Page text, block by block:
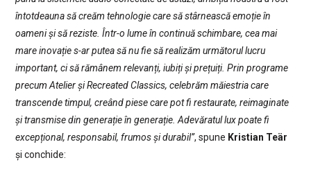
întotdeauna să creăm tehnologie care să stârnească emoție în
oameni și să reziste. Într-o lume în continuă schimbare, cea mai
mare inovație s-ar putea să nu fie să realizăm următorul lucru
important, ci să rămânem relevanți, iubiți și prețuiți. Prin programe
precum Atelier și Recreated Classics, celebrăm măiestria care
transcende timpul, creând piese care pot fi restaurate, reimaginate
și transmise din generație în generație. Adevăratul lux poate fi
excepțional, responsabil, frumos și durabil”, spune Kristian Teär
și conchide: